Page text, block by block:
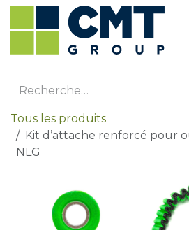
Se rendre au contenu
Tous les produits
Kit d’attache renforcé pour
NLG